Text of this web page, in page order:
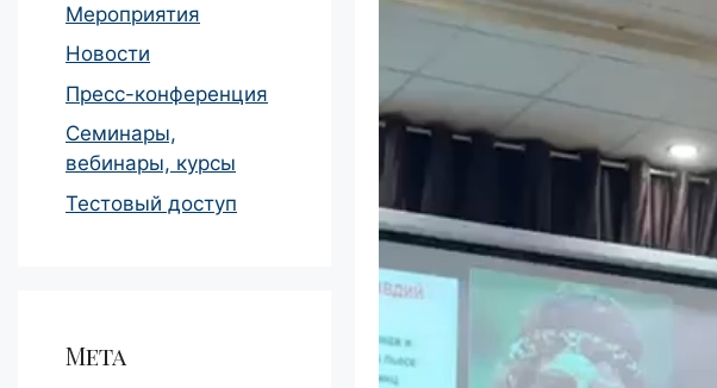
Мероприятия
Новости
Пресс-конференция
Семинары,
вебинары, курсы
Тестовый доступ
Мета